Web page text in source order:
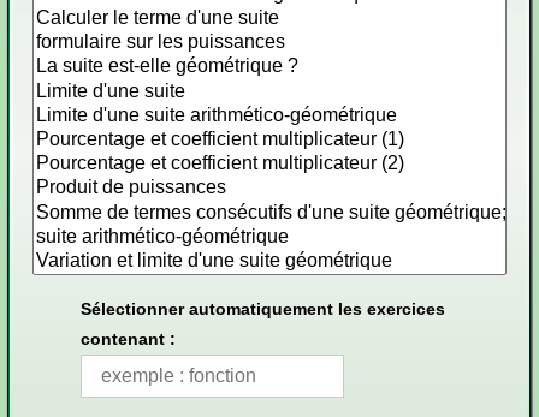
Sélectionner automatiquement les exercices
contenant :